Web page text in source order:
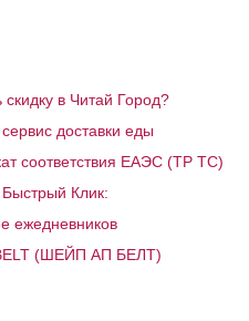
скидку в Читай Город?
доставки еды
соответствия ЕАЭС (ТР ТС)
Клик:
ежедневников
(ШЕЙП АП БЕЛТ)